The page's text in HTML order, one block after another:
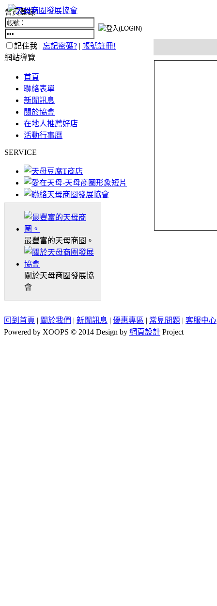
會員登錄
記住我 | 忘記密碼? | 帳號註冊!
網站導覽
首頁
聯絡表單
新聞訊息
關於協會
在地人推薦好店
活動行事曆
SERVICE
最豐富的天母商圈。
關於天母商圈發展協
會
回到首頁 | 關於我們 | 新聞訊息 | 優惠專區 | 常見問題 | 客服中心
Powered by XOOPS © 2014 Design by 網頁設計 Project